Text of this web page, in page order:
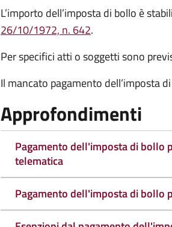
L’importo dell’imposta di bollo è
26/10/1972, n. 642.
Per specifici atti o soggetti sono
Il mancato pagamento dell’imposta
Approfondimenti
Pagamento dell'imposta di bollo
telematica
Pagamento dell'imposta di bollo